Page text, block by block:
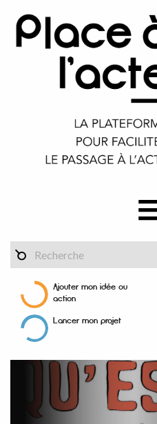
Ajouter mon idée ou
action
Lancer mon projet